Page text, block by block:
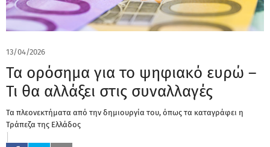
13/04/2026
Τα ορόσημα για το ψηφιακό ευρώ –
Τι θα αλλάξει στις συναλλαγές
Τα πλεονεκτήματα από την δημιουργία του, όπως τα καταγράφει η
Τράπεζα της Ελλάδος